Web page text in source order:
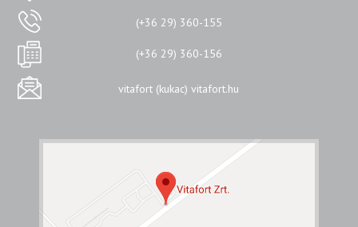
(+36 29) 360-155
(+36 29) 360-156
vitafort (kukac) vitafort.hu